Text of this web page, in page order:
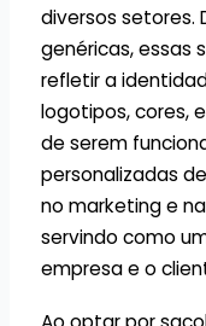
diversos setores.
genéricas, essas
refletir a
logotipos, cores,
de serem
personalizadas
no marketing e
servindo como
empresa e o